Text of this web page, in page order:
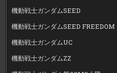
機動戦士ガンダムSEED
機動戦士ガンダムSEED FREEDOM
機動戦士ガンダムUC
機動戦士ガンダムZZ